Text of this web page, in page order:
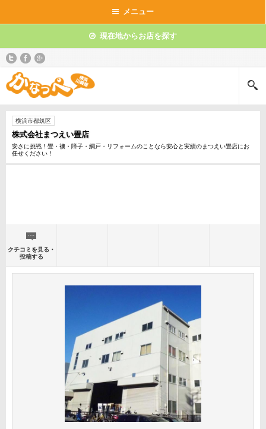
メニュー
現在地からお店を探す
横浜市都筑区
株式会社まつえい畳店
安さに挑戦！畳・襖・障子・網戸・リフォームのことなら安心と実績のまつえい畳店にお
任せください！
クチコミを見る・
投稿する